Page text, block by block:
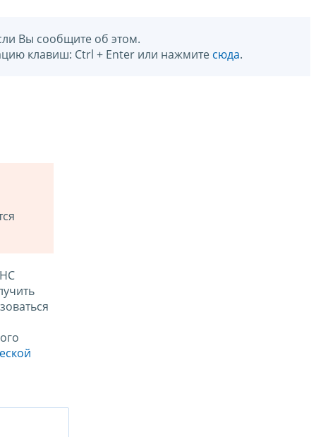
Вы сообщите об этом.
клавиш: Ctrl + Enter или нажмите сюда.